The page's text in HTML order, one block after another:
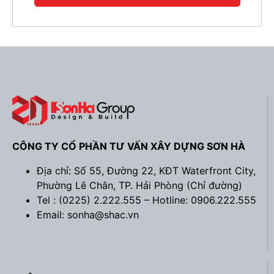
không quá đồ sộ như các công trình cổ điển, nhưng
mềm mại, nhưng bố cục vững chắc. Biệt thự nhà
vườn sẽ hướng tới sự gần gũi với thiên nhiên để mang
lại trải nghiệm sống thoải mái cho gia đình.
CÔNG TY CỔ PHẦN TƯ VẤN XÂY DỰNG SƠN HÀ
Địa chỉ: Số 55, Đường 22, KĐT Waterfront City,
Phường Lê Chân, TP. Hải Phòng (Chỉ đường)
Tel : (0225) 2.222.555 – Hotline: 0906.222.555
Email: sonha@shac.vn